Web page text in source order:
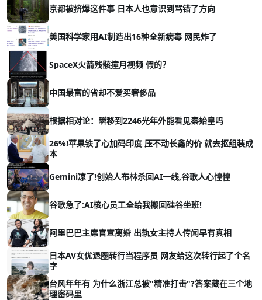
京都被挤爆这件事 日本人也意识到骂错了方向
美国科学家用AI制造出16种全新病毒 网民炸了
SpaceX火箭残骸撞月视频 假的？
中国最富的省却不爱买奢侈品
根据相对论：瞬移到2246光年外能看见秦始皇吗
26%!苹果铁了心加码印度 压不动长鑫的价 就去抠组装成
本
Gemini凉了!创始人布林杀回AI一线,谷歌人心惶惶
谷歌急了:AI核心员工全给我搬回硅谷坐班!
阿里巴巴主席官宣离婚 出轨女主持人传闻早有真相
日本AV女优退圈转行当程序员 网友给这次转行起了个名
字
台风年年有 为什么浙江总被"精准打击"?答案藏在三个地
理密码里